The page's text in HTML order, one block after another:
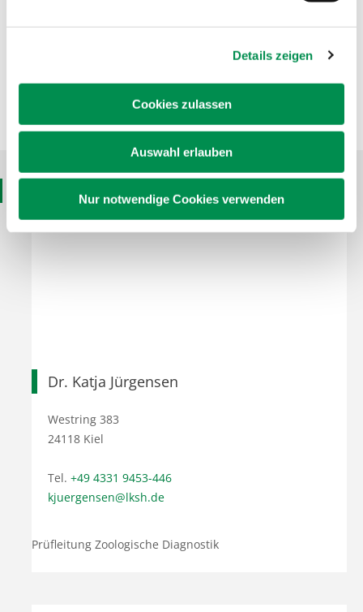
Details zeigen
Cookies zulassen
Auswahl erlauben
Nur notwendige Cookies verwenden
Prüfverfahrensliste (Akkreditierung: D-PL-22185-01).
Akkreditierungsurkunde (D-PL-22185-01-00)
Anlage zur Akkreditierungsurkunde (D-PL-22185-01-00)
Prüfverfahrensliste (Akkreditierung: D-PL-22185-01)
Ansprechpartner
Dr. Katja Jürgensen
Westring 383
24118 Kiel
Tel. +49 4331 9453-446
kjuergensen@lksh.de
Prüfleitung Zoologische Diagnostik